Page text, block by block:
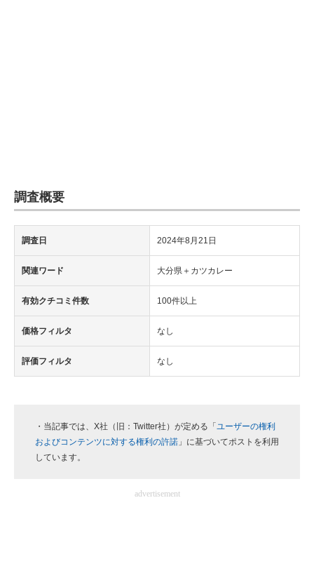
調査概要
調査日 2024年8月21日
関連ワード 大分県＋カツカレー
有効クチコミ件数 100件以上
価格フィルタ なし
評価フィルタ なし
・当記事では、X社（旧：Twitter社）が定める「 ユーザーの権利
およびコンテンツに対する権利の許諾 」に基づいてポストを利用
しています。
advertisement